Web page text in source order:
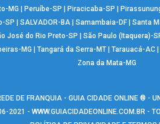
MG | Peruíbe-SP | Piracicaba-SP |
SP | SALVADOR-BA| Samambaia-DF| Santa
José do Rio Preto-SP | São Paulo (Itaquera)-
MG | Tangará da Serra-MT| Tarauacá-AC|
Zona da Mata-MG
DE FRANQUIA - GUIA CIDADE ONLINE ® -
2021 - WWW.GUIACIDADEONLINE.COM.BR -